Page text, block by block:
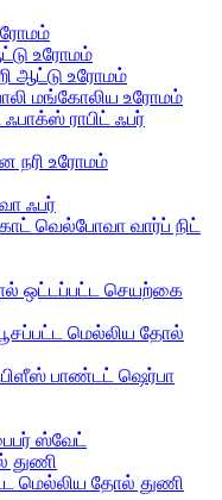
உரோமம்
ஆட்டு உரோமம்
மங்கோலிய உரோமம்
ஃபாக்ஸ் ராபிட் ஃபர்
நரி உரோமம்
ஃபர்
வெல்போவா வார்ப் நிட்
ஒட்டப்பட்ட செயற்கை
மெல்லிய தோல்
பாண்டட் ஷெர்பா
ஸ்வேட்
துணி
மெல்லிய தோல் துணி